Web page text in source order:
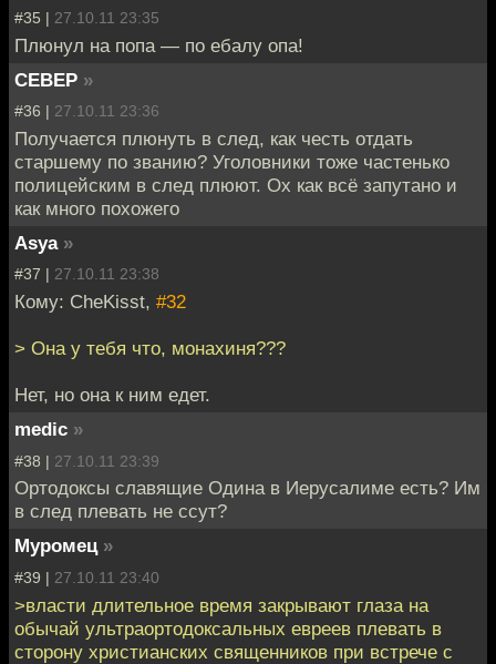
#35 | 27.10.11 23:35
Плюнул на попа — по ебалу опа!
CEBEP »
#36 | 27.10.11 23:36
Получается плюнуть в след, как честь отдать
старшему по званию? Уголовники тоже частенько
полицейским в след плюют. Ох как всё запутано и
как много похожего
Asya »
#37 | 27.10.11 23:38
Кому: CheKisst, #32
> Она у тебя что, монахиня???
Нет, но она к ним едет.
medic »
#38 | 27.10.11 23:39
Ортодоксы славящие Одина в Иерусалиме есть? Им
в след плевать не ссут?
Муромец »
#39 | 27.10.11 23:40
>власти длительное время закрывают глаза на
обычай ультраортодоксальных евреев плевать в
сторону христианских священников при встрече с